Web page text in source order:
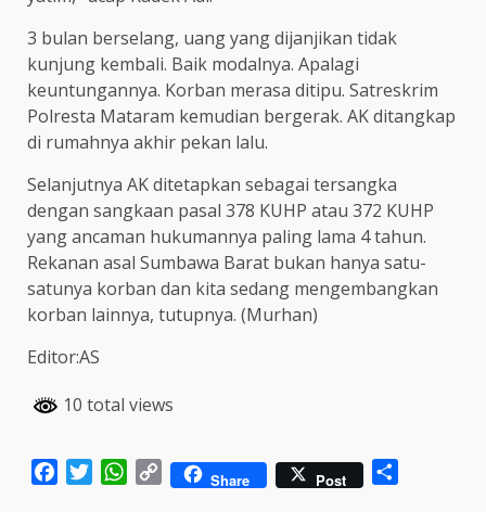
3 bulan berselang, uang yang dijanjikan tidak
kunjung kembali. Baik modalnya. Apalagi
keuntungannya. Korban merasa ditipu. Satreskrim
Polresta Mataram kemudian bergerak. AK ditangkap
di rumahnya akhir pekan lalu.
Selanjutnya AK ditetapkan sebagai tersangka
dengan sangkaan pasal 378 KUHP atau 372 KUHP
yang ancaman hukumannya paling lama 4 tahun.
Rekanan asal Sumbawa Barat bukan hanya satu-
satunya korban dan kita sedang mengembangkan
korban lainnya, tutupnya. (Murhan)
Editor:AS
10 total views
FacebookTwitterWhatsApp
Copy Share Post